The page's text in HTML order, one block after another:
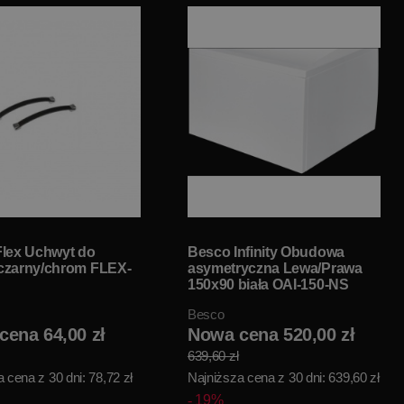
Uchwyt do
chrom FLEX-
64,00 zł
cena z 30 dni: 78,72 zł
Besco Infinity Obudowa
asymetryczna Lewa/Prawa
150x90 biała OAI-150-NS
Besco
Nowa cena 520,00 zł
639,60 zł
Najniższa cena z 30 dni: 639,60 zł
19%